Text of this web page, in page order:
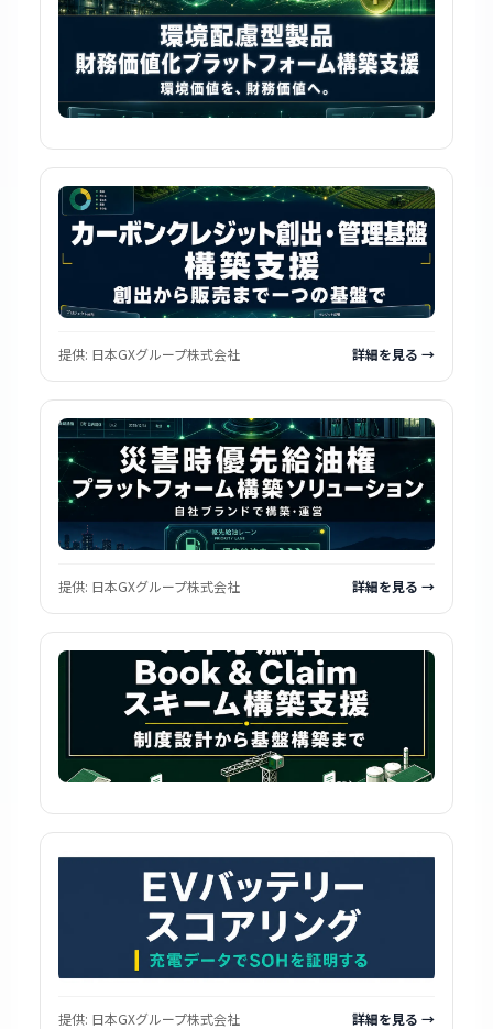
提供: 日本GXグループ株式会社 詳細を見る →
提供: 日本GXグループ株式会社 詳細を見る →
提供: 日本GXグループ株式会社 詳細を見る →